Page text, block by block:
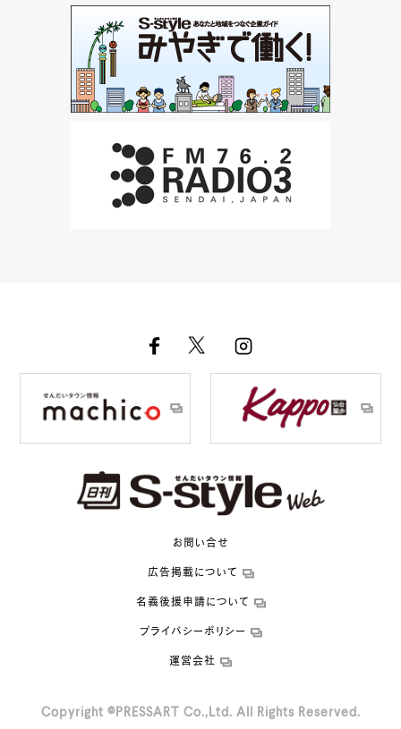
お問い合せ
広告掲載について
名義後援申請について
プライバシーポリシー
運営会社
Copyright ©PRESSART Co.,Ltd. All Rights Reserved.